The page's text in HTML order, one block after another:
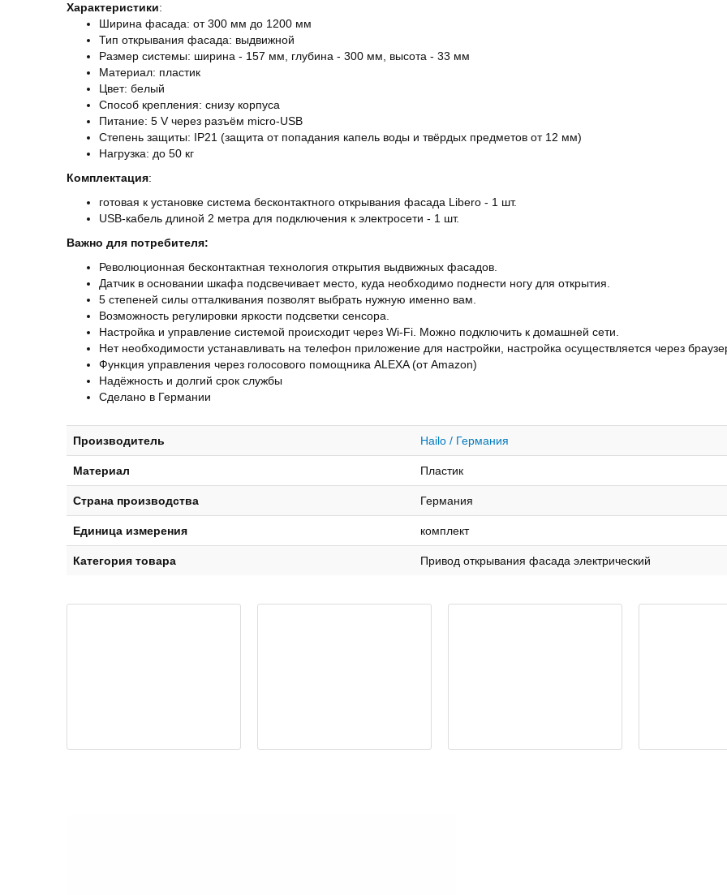
Характеристики:
Ширина фасада: от 300 мм до 1200 мм
Тип открывания фасада: выдвижной
Размер системы: ширина - 157 мм, глубина - 300 мм, высота - 33 мм
Материал: пластик
Цвет: белый
Способ крепления: снизу корпуса
Питание: 5 V через разъём micro-USB
Степень защиты: IP21 (защита от попадания капель воды и твёрдых предметов от 12 мм)
Нагрузка: до 50 кг
Комплектация:
готовая к установке система бесконтактного открывания фасада Libero - 1 шт.
USB-кабель длиной 2 метра для подключения к электросети - 1 шт.
Важно для потребителя:
Революционная бесконтактная технология открытия выдвижных фасадов.
Датчик в основании шкафа подсвечивает место, куда необходимо поднести ногу для открытия.
5 степеней силы отталкивания позволят выбрать нужную именно вам.
Возможность регулировки яркости подсветки сенсора.
Настройка и управление системой происходит через Wi-Fi. Можно подключить к домашней сети.
Нет необходимости устанавливать на телефон приложение для настройки, настройка осуществляется через
Функция управления через голосового помощника ALEXA (от Amazon)
Надёжность и долгий срок службы
Сделано в Германии
Производитель Hailo / Германия
Материал Пластик
Страна производства Германия
Единица измерения комплект
Категория товара Привод открывания фасада электрический